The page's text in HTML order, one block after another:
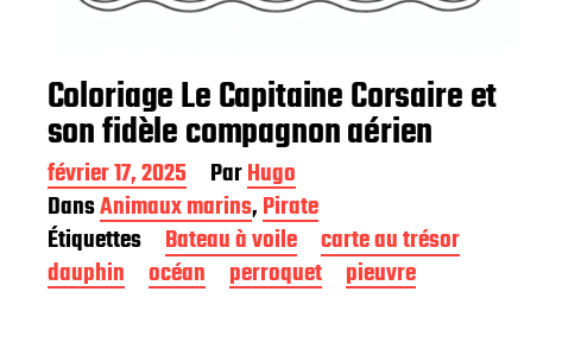
Coloriage Le Capitaine Corsaire et
son fidèle compagnon aérien
D
a
t
e
d
e
février 17, 2025 ParHugo
DansAnimaux marins,Pirate
Étiquettes
Bateau à voile
carte au trésor
dauphin
océan perroquet pieuvre